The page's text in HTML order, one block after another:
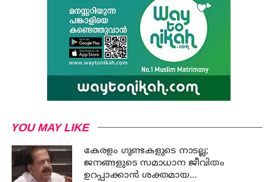
YOU MAY LIKE
കേരളം ഗുണ്ടകളുടെ നാടല്ല;
ജനങ്ങളുടെ സമാധാന ജീവിതം
ഉറപ്പാക്കാന്‍ ശക്തമായ